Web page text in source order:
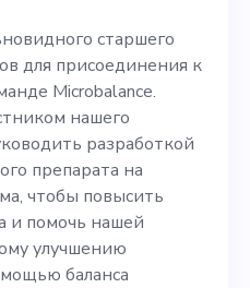
нашей
Мы
рынке, и вы
старшего
для присоединения к
Microbalance.
нашего
разработкой
препарата на
чтобы повысить
и помочь нашей
улучшению
баланса